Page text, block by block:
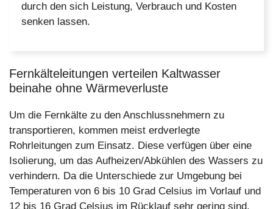
durch den sich Leistung, Verbrauch und Kosten
senken lassen.
Fernkälteleitungen verteilen Kaltwasser
beinahe ohne Wärmeverluste
Um die Fernkälte zu den Anschlussnehmern zu
transportieren, kommen meist erdverlegte
Rohrleitungen zum Einsatz. Diese verfügen über eine
Isolierung, um das Aufheizen/Abkühlen des Wassers zu
verhindern. Da die Unterschiede zur Umgebung bei
Temperaturen von 6 bis 10 Grad Celsius im Vorlauf und
12 bis 16 Grad Celsius im Rücklauf sehr gering sind,